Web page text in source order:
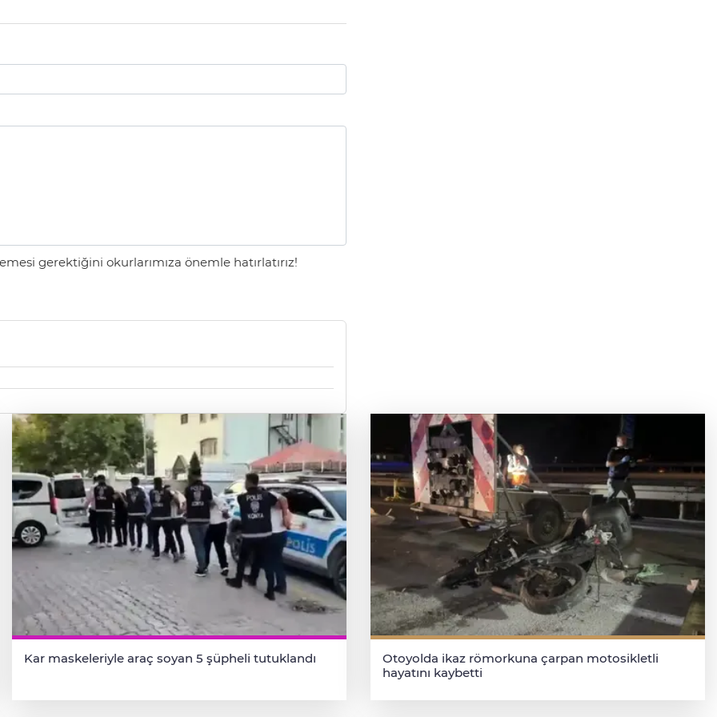
gerektiğini okurlarımıza önemle hatırlatırız!
Kar maskeleriyle araç soyan 5 şüpheli tutuklandı
Otoyolda ikaz römorkuna çarpan motosikletli
hayatını kaybetti